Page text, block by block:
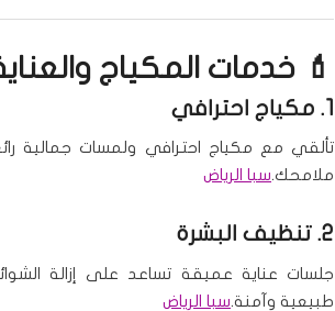
💄 خدمات المكياج
1. مكياج احترافي
تألقي مع مكياج احترافي ولمسات جمالية
ملامحك.سبا الرياض
2. تنظيف البشرة
جلسات عناية عميقة تساعد على إزالة
طبيعية وآمنة.سبا الرياض